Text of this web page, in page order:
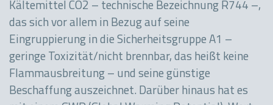
Kältemittel CO2 – technische Bezeichnung R744 –,
das sich vor allem in Bezug auf seine
Eingruppierung in die Sicherheitsgruppe A1 –
geringe Toxizität/nicht brennbar, das heißt keine
Flammausbreitung – und seine günstige
Beschaffung auszeichnet. Darüber hinaus hat es